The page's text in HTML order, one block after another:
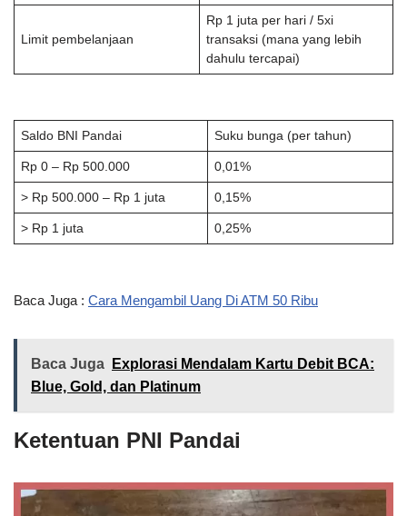
Limit pembelanjaan
Rp 1 juta per hari / 5xi
transaksi (mana yang lebih
dahulu tercapai)
Saldo BNI Pandai Suku bunga (per tahun)
Rp 0 – Rp 500.000 0,01%
> Rp 500.000 – Rp 1 juta 0,15%
> Rp 1 juta 0,25%
Baca Juga : Cara Mengambil Uang Di ATM 50 Ribu
Baca Juga
Explorasi Mendalam Kartu Debit BCA:
Blue, Gold, dan Platinum
Ketentuan PNI Pandai